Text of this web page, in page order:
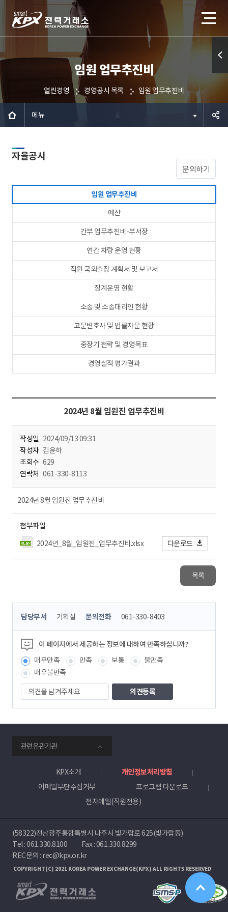
임원 업무추진비
열린경영 경영공시 목록 임원 업무추진비
메뉴
기
문의하기
자율공시
임원 업무추진비
예산
간부 업무추진비-부서장
연간 차량 운영 현황
직원 국외출장 계획서 및 보고서
징계운영 현황
소송 및 소송대리인 현황
고문변호사 및 법률자문 현황
중장기 전략 및 경영목표
경영실적 평가결과
2024년 8월 임원진 업무추진비
작성일 2024/09/13 09:31
작성자 김윤하
조회수 629
연락처 061-330-8113
2024년 8월 임원진 업무추진비
첨부파일
2024년_8월_임원진_업무추진비.xlsx
다운로드
목록
콘
츠
정
보
책
임
자
담당부서 기획실 문의전화 061-330-8403
이 페이지에서 제공하는 정보에 대하여 만족하십니까?
매우만족
만족 보통
불만족
매우불만족
의
견
을
겨
주
세
요
관련유관기관
KPX소개
개인정보처리방침
이메일무단수집거부
프로그램 다운로드
전자메일(직원전용)
(58322)전남광주통합특별시 나주시 빛가람로 625(빛가람동)
Tel :061.330.8100
Fax : 061.330.8299
REC문의 : rec@kpx.or.kr
COPYRIGHT(C) 2021 KOREA POWER EXCHANGE(KPX) ALL RIGHTS RESERVED